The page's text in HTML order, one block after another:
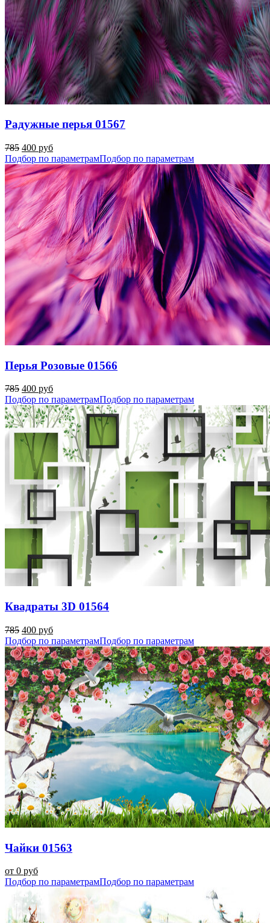
Радужные перья 01567
785 400 руб
Подбор по параметрамПодбор по параметрам
Перья Розовые 01566
785 400 руб
Подбор по параметрамПодбор по параметрам
Квадраты 3D 01564
785 400 руб
Подбор по параметрамПодбор по параметрам
Чайки 01563
от 0 руб
Подбор по параметрамПодбор по параметрам